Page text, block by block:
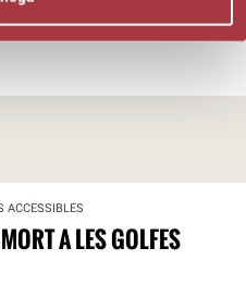
ACCESSIBLES
A LES GOLFES